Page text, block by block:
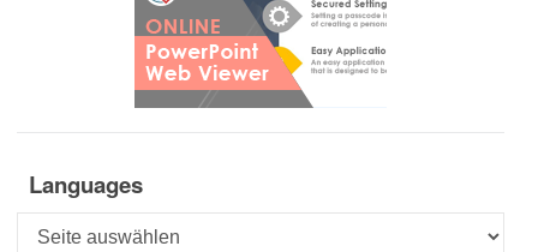
Languages
Languages